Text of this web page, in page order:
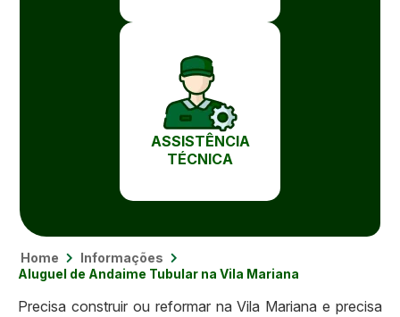
ASSISTÊNCIA
TÉCNICA
Home
Informações
Aluguel de Andaime Tubular na Vila Mariana
Precisa construir ou reformar na Vila Mariana e precisa